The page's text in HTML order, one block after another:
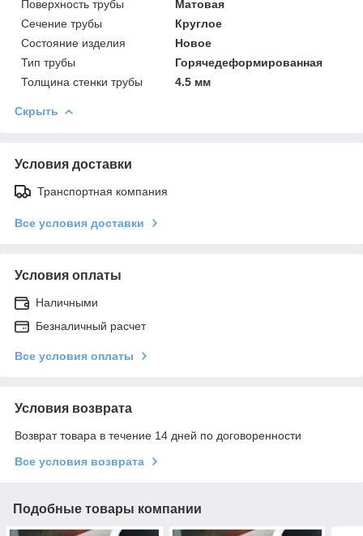
Поверхность трубы
Матовая
Сечение трубы
Круглое
Состояние изделия
Новое
Тип трубы
Горячедеформированная
Толщина стенки трубы
4.5 мм
Скрыть
Условия доставки
Транспортная компания
Все условия доставки
Условия оплаты
Наличными
Безналичный расчет
Все условия оплаты
Условия возврата
Возврат товара в течение 14 дней по договоренности
Все условия возврата
Подобные товары компании